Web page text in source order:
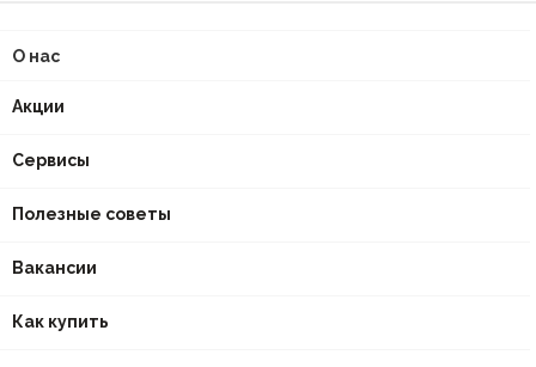
О нас
Акции
Сервисы
Полезные советы
Вакансии
Как купить